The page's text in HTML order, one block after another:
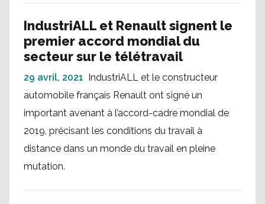
IndustriALL et Renault signent le
premier accord mondial du
secteur sur le télétravail
29 avril, 2021 IndustriALL et le constructeur
automobile français Renault ont signé un
important avenant à l’accord-cadre mondial de
2019, précisant les conditions du travail à
distance dans un monde du travail en pleine
mutation.